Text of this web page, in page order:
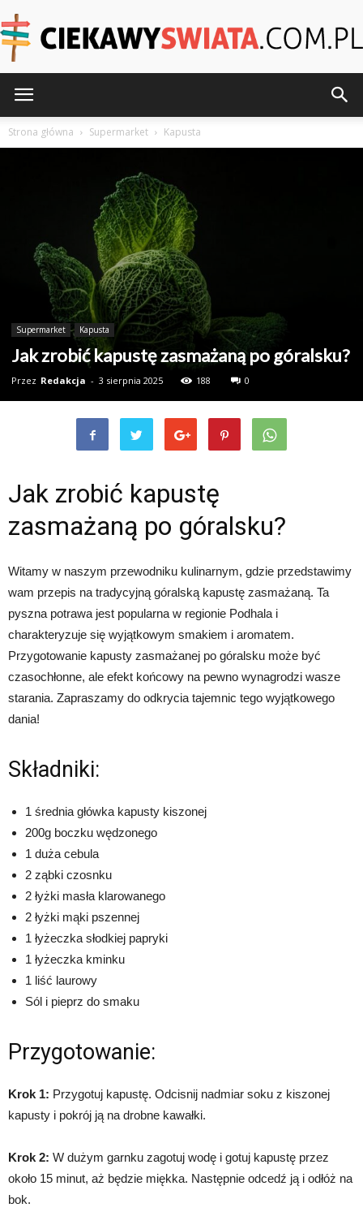
Strona główna Supermarket Kapusta
Supermarket Kapusta
Jak zrobić kapustę zasmażaną po góralsku?
Przez Redakcja - 3 sierpnia 2025 188 0
Jak zrobić kapustę
zasmażaną po góralsku?
Witamy w naszym przewodniku kulinarnym, gdzie przedstawimy
wam przepis na tradycyjną góralską kapustę zasmażaną. Ta
pyszna potrawa jest popularna w regionie Podhala i
charakteryzuje się wyjątkowym smakiem i aromatem.
Przygotowanie kapusty zasmażanej po góralsku może być
czasochłonne, ale efekt końcowy na pewno wynagrodzi wasze
starania. Zapraszamy do odkrycia tajemnic tego wyjątkowego
dania!
Składniki:
1 średnia główka kapusty kiszonej
200g boczku wędzonego
1 duża cebula
2 ząbki czosnku
2 łyżki masła klarowanego
2 łyżki mąki pszennej
1 łyżeczka słodkiej papryki
1 łyżeczka kminku
1 liść laurowy
Sól i pieprz do smaku
Przygotowanie:
Krok 1: Przygotuj kapustę. Odcisnij nadmiar soku z kiszonej
kapusty i pokrój ją na drobne kawałki.
Krok 2: W dużym garnku zagotuj wodę i gotuj kapustę przez
około 15 minut, aż będzie miękka. Następnie odcedź ją i odłóż na
bok.